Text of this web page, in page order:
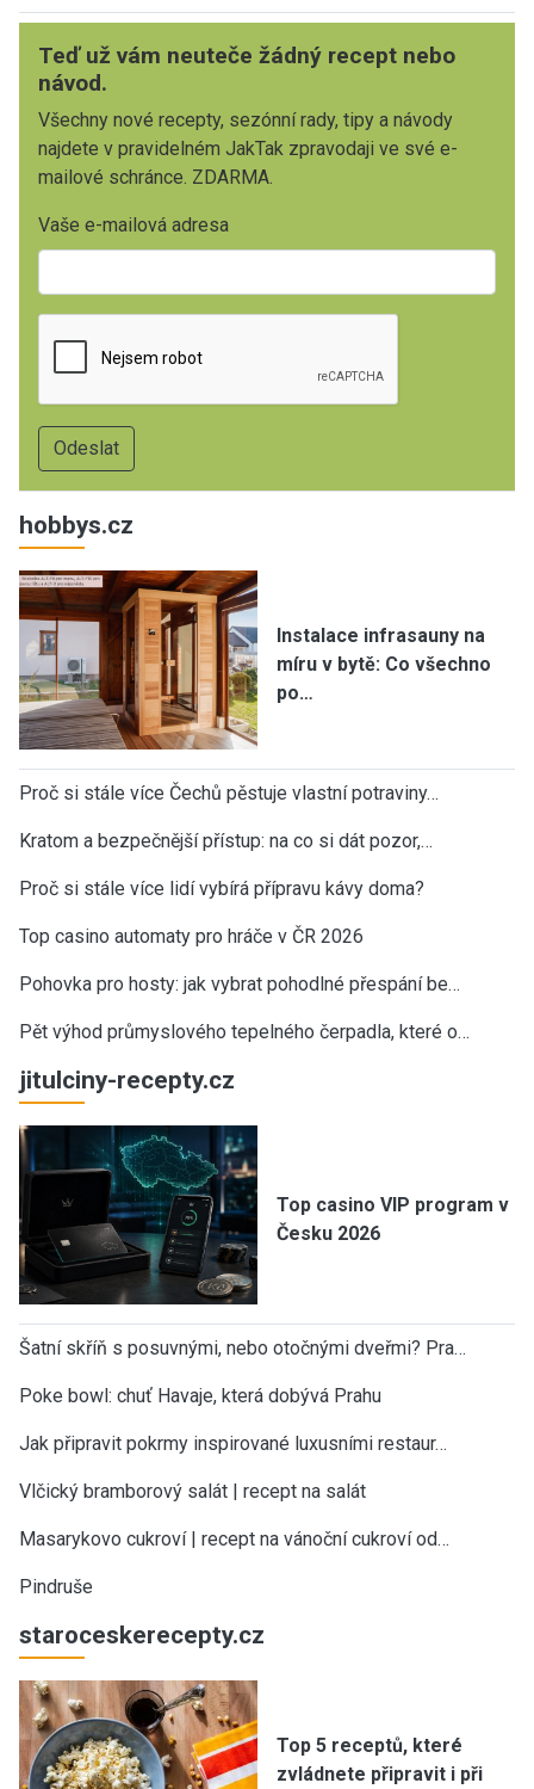
Teď už vám neuteče žádný recept nebo
návod.
Všechny nové recepty, sezónní rady, tipy a návody
najdete v pravidelném JakTak zpravodaji ve své e-
mailové schránce. ZDARMA.
Vaše e-mailová adresa
hobbys.cz
Instalace infrasauny na
míru v bytě: Co všechno
po…
Proč si stále více Čechů pěstuje vlastní potraviny…
Kratom a bezpečnější přístup: na co si dát pozor,…
Proč si stále více lidí vybírá přípravu kávy doma?
Top casino automaty pro hráče v ČR 2026
Pohovka pro hosty: jak vybrat pohodlné přespání be…
Pět výhod průmyslového tepelného čerpadla, které o…
jitulciny-recepty.cz
Top casino VIP program v
Česku 2026
Šatní skříň s posuvnými, nebo otočnými dveřmi? Pra…
Poke bowl: chuť Havaje, která dobývá Prahu
Jak připravit pokrmy inspirované luxusními restaur…
Vlčický bramborový salát | recept na salát
Masarykovo cukroví | recept na vánoční cukroví od…
Pindruše
staroceskerecepty.cz
Top 5 receptů, které
zvládnete připravit i při